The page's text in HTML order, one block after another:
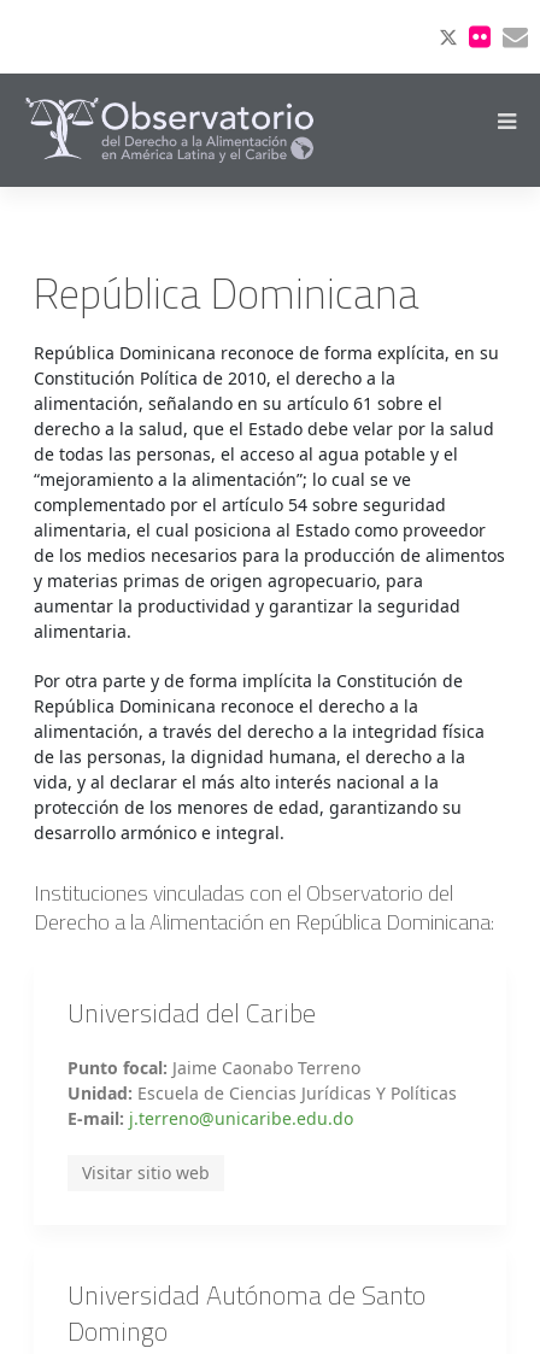
República Dominicana
República Dominicana reconoce de forma explícita, en su
Constitución Política de 2010, el derecho a la
alimentación, señalando en su artículo 61 sobre el
derecho a la salud, que el Estado debe velar por la salud
de todas las personas, el acceso al agua potable y el
“mejoramiento a la alimentación”; lo cual se ve
complementado por el artículo 54 sobre seguridad
alimentaria, el cual posiciona al Estado como proveedor
de los medios necesarios para la producción de alimentos
y materias primas de origen agropecuario, para
aumentar la productividad y garantizar la seguridad
alimentaria.
Por otra parte y de forma implícita la Constitución de
República Dominicana reconoce el derecho a la
alimentación, a través del derecho a la integridad física
de las personas, la dignidad humana, el derecho a la
vida, y al declarar el más alto interés nacional a la
protección de los menores de edad, garantizando su
desarrollo armónico e integral.
Instituciones vinculadas con el Observatorio del
Derecho a la Alimentación en República Dominicana:
Universidad del Caribe
Punto focal: Jaime Caonabo Terreno
Unidad: Escuela de Ciencias Jurídicas Y Políticas
E-mail: j.terreno@unicaribe.edu.do
Visitar sitio web
Universidad Autónoma de Santo
Domingo